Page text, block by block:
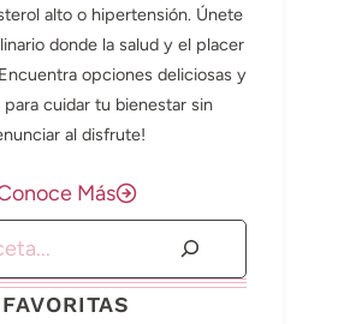
alto o hipertensión. Únete
donde la salud y el placer
opciones deliciosas y
para cuidar tu bienestar sin
al disfrute!
Más
FAVORITAS